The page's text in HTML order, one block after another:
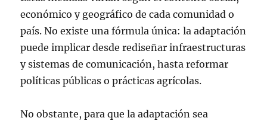
económico y geográfico de cada comunidad o
país. No existe una fórmula única: la adaptación
puede implicar desde rediseñar infraestructuras
y sistemas de comunicación, hasta reformar
políticas públicas o prácticas agrícolas.
No obstante, para que la adaptación sea